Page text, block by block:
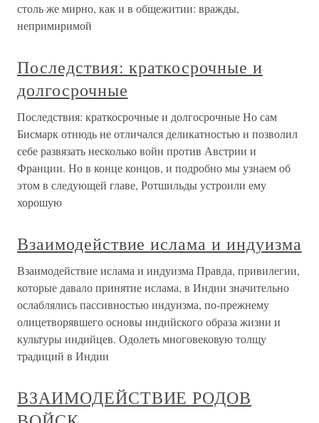
столь же мирно, как и в общежитии: вражды,
непримиримой
Последствия: краткосрочные и
долгосрочные
Последствия: краткосрочные и долгосрочные Но сам
Бисмарк отнюдь не отличался деликатностью и позволил
себе развязать несколько войн против Австрии и
Франции. Но в конце концов, и подробно мы узнаем об
этом в следующей главе, Ротшильды устроили ему
хорошую
Взаимодействие ислама и индуизма
Взаимодействие ислама и индуизма Правда, привилегии,
которые давало принятие ислама, в Индии значительно
ослаблялись пассивностью индуизма, по-прежнему
олицетворявшего основы индийского образа жизни и
культуры индийцев. Одолеть многовековую толщу
традиций в Индии
ВЗАИМОДЕЙСТВИЕ РОДОВ